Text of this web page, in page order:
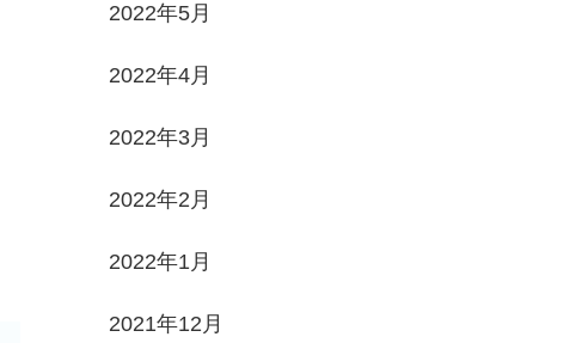
2022年5月
2022年4月
2022年3月
2022年2月
2022年1月
2021年12月